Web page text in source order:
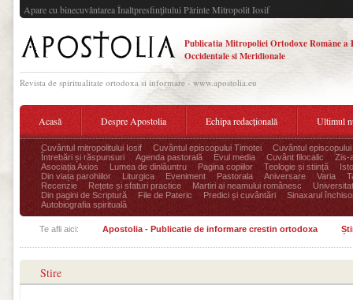
Apare cu binecuvântarea Înaltpresfinţitului Părinte Mitropolit Iosif
Publicatia Mitropoliei Ortodoxe Române a
Occidentale si Meridionale
Revista de spiritualitate ortodoxa si informare - www.apostolia.eu
Acasă Despre Apostolia Echipa redacțională Ultimul
Cuvântul mitropolitului Iosif Cuvântul episcopului Timotei
Cuvântul episcopului
Întrebări și răspunsuri
Agenda pastorală Evul media Cuvânt filocalic
Zis-
Asociația Axios
Lumea de dinlăuntru Pagina copiilor Teologie și stiință
Din viața parohiilor
Liturgica Eveniment Pastorala Aniversare Varia
Recenzie
Rețete și sfaturi practice Martiri ai neamului românesc
Din pagini de Scriptură
File de Pateric Predici și cuvântări
Sinaxarul
Autobiografia spirituală
Te afli aici: Apostolia - Publicatie de informare crestin ortodoxa
Stire